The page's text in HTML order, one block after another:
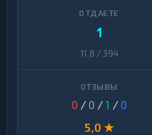
1
11,8 / 394
0 / 0 /1 /0
5,0 ★